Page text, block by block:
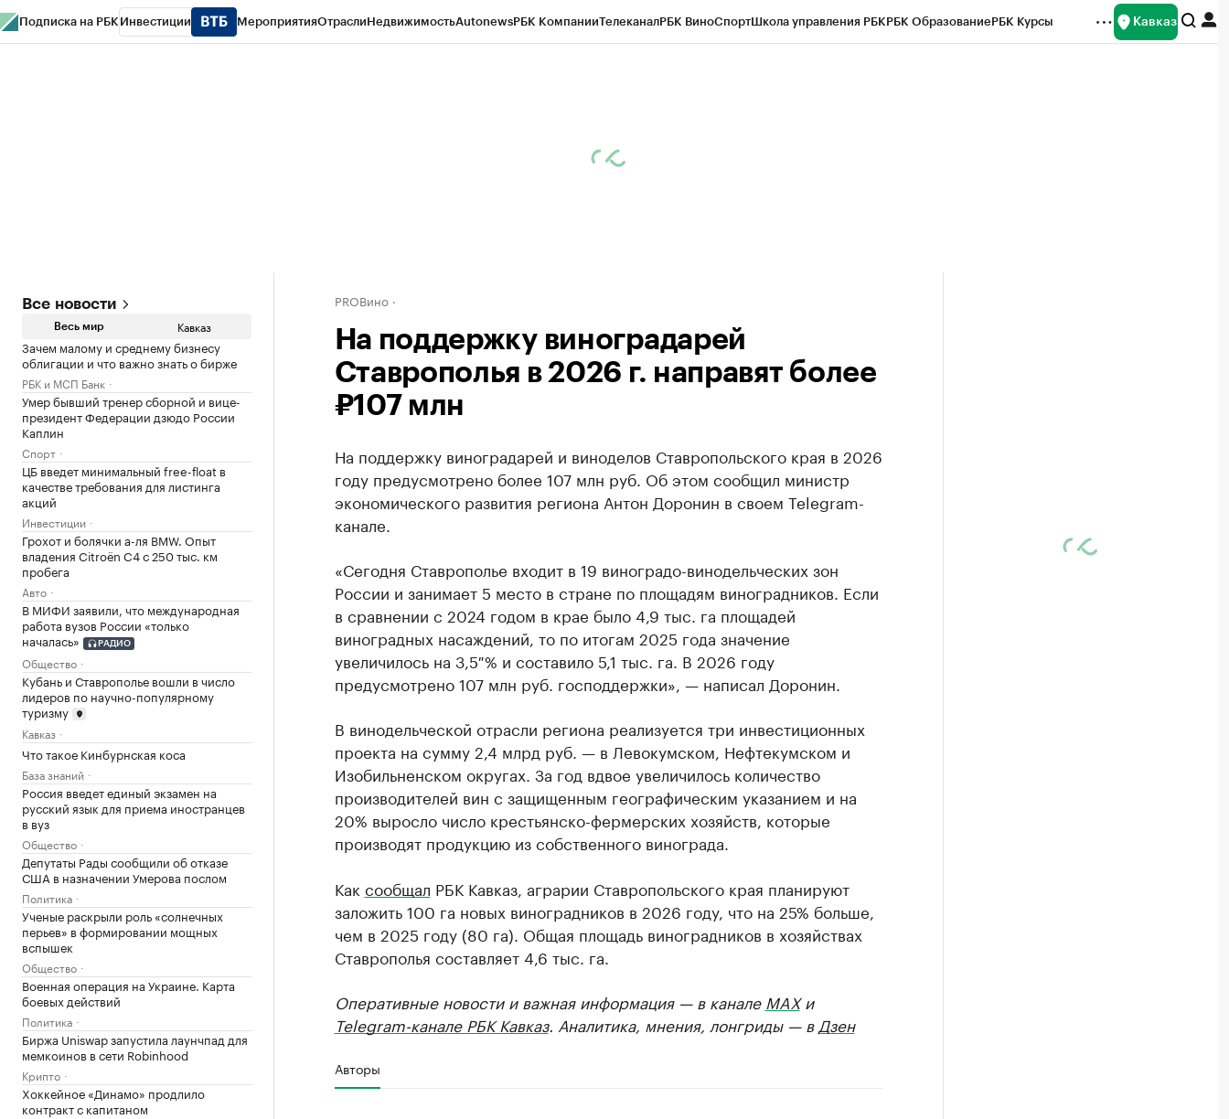
Подписка на РБК Инвестиции МероприятияОтраслиНедвижимостьAutonewsРБК КомпанииТелеканалРБК ВиноСпортШкола управления РБКРБК ОбразованиеРБК Курсы Кавказ
Все новости
Весь мир Кавказ
Зачем малому и среднему бизнесу
облигации и что важно знать о бирже
РБК и МСП Банк
Умер бывший тренер сборной и вице-
президент Федерации дзюдо России
Каплин
Спорт
ЦБ введет минимальный free-float в
качестве требования для листинга
акций
Инвестиции
Грохот и болячки а-ля BMW. Опыт
владения Citroёn C4 с 250 тыс. км
пробега
Авто
В МИФИ заявили, что международная
работа вузов России «только
началась»
РАДИО
Общество
Кубань и Ставрополье вошли в число
лидеров по научно-популярному
туризму
Кавказ
Что такое Кинбурнская коса
База знаний
Россия введет единый экзамен на
русский язык для приема иностранцев
в вуз
Общество
Депутаты Рады сообщили об отказе
США в назначении Умерова послом
Политика
Ученые раскрыли роль «солнечных
перьев» в формировании мощных
вспышек
Общество
Военная операция на Украине. Карта
боевых действий
Политика
Биржа Uniswap запустила лаунчпад для
мемкоинов в сети Robinhood
Крипто
Хоккейное «Динамо» продлило
контракт с капитаном
PROВино
На поддержку виноградарей
Ставрополья в 2026 г. направят более
₽107 млн
На поддержку виноградарей и виноделов Ставропольского края в 2026
году предусмотрено более 107 млн руб. Об этом сообщил министр
экономического развития региона Антон Доронин в своем Telegram-
канале.
«Сегодня Ставрополье входит в 19 виноградо-винодельческих зон
России и занимает 5 место в стране по площадям виноградников. Если
в сравнении с 2024 годом в крае было 4,9 тыс. га площадей
виноградных насаждений, то по итогам 2025 года значение
увеличилось на 3,5 % и составило 5,1 тыс. га. В 2026 году
предусмотрено 107 млн руб. господдержки», — написал Доронин.
В винодельческой отрасли региона реализуется три инвестиционных
проекта на сумму 2,4 млрд руб. — в Левокумском, Нефтекумском и
Изобильненском округах. За год вдвое увеличилось количество
производителей вин с защищенным географическим указанием и на
20% выросло число крестьянско-фермерских хозяйств, которые
производят продукцию из собственного винограда.
Как сообщал РБК Кавказ, аграрии Ставропольского края планируют
заложить 100 га новых виноградников в 2026 году, что на 25% больше,
чем в 2025 году (80 га). Общая площадь виноградников в хозяйствах
Ставрополья составляет 4,6 тыс. га.
Оперативные новости и важная информация — в канале MAXи
Telegram-канале РБК Кавказ. Аналитика, мнения, лонгриды — в Дзен
Авторы